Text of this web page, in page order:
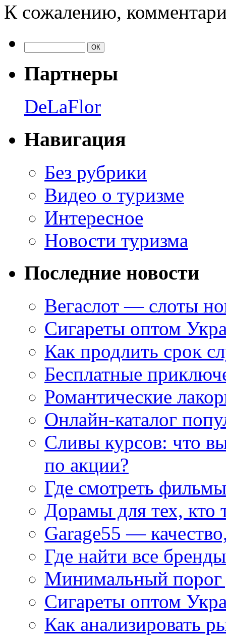
К сожалению,
Партнеры
DeLaFlor
Навигация
Без рубрики
Видео о туризме
Интересное
Новости туризма
Последние новости
Вегаслот — слоты
Сигареты оптом
Как продлить срок
Бесплатные
Романтические
Онлайн-каталог
Сливы курсов: что
по акции?
Где смотреть
Дорамы для тех, кто
Garage55 —
Где найти все
Минимальный порог
Сигареты оптом
Как анализировать